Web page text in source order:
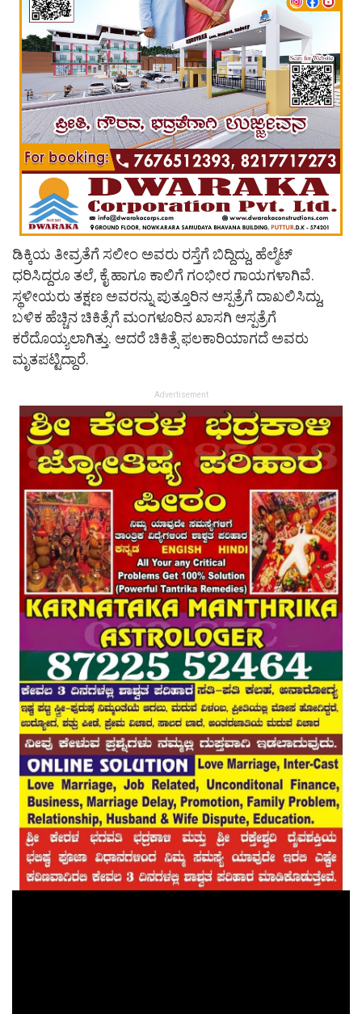
ಡಿಕ್ಕಿಯ ತೀವ್ರತೆಗೆ ಸಲೀಂ ಅವರು ರಸ್ತೆಗೆ ಬಿದ್ದಿದ್ದು, ಹೆಲ್ಮೆಟ್
ಧರಿಸಿದ್ದರೂ ತಲೆ, ಕೈ ಹಾಗೂ ಕಾಲಿಗೆ ಗಂಭೀರ ಗಾಯಗಳಾಗಿವೆ.
ಸ್ಥಳೀಯರು ತಕ್ಷಣ ಅವರನ್ನು ಪುತ್ತೂರಿನ ಆಸ್ಪತ್ರೆಗೆ ದಾಖಲಿಸಿದ್ದು,
ಬಳಿಕ ಹೆಚ್ಚಿನ ಚಿಕಿತ್ಸೆಗೆ ಮಂಗಳೂರಿನ ಖಾಸಗಿ ಆಸ್ಪತ್ರೆಗೆ
ಕರೆದೊಯ್ಯಲಾಗಿತ್ತು. ಆದರೆ ಚಿಕಿತ್ಸೆ ಫಲಕಾರಿಯಾಗದೆ ಅವರು
ಮೃತಪಟ್ಟಿದ್ದಾರೆ.
Advertisement